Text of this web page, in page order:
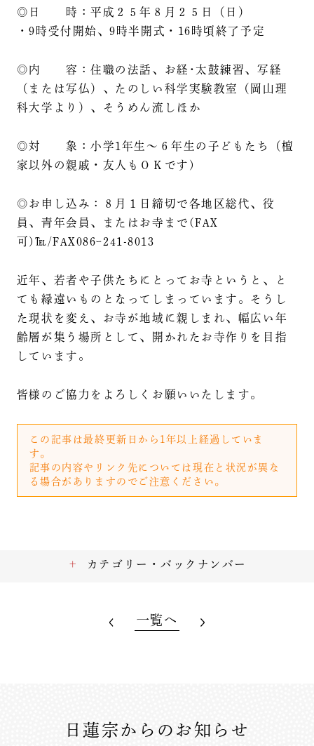
◎日 時：平成２５年８月２５日（日）
・9時受付開始、9時半開式・16時頃終了予定
◎内 容：住職の法話、お経･太鼓練習、写経
（または写仏）、たのしい科学実験教室（岡山理
科大学より）、そうめん流しほか
◎対 象：小学1年生～６年生の子どもたち（檀
家以外の親戚・友人もＯＫです)
◎お申し込み：８月１日締切で各地区総代、役
員、青年会員、またはお寺まで(FAX
可)℡/FAX086ｰ241-8013
近年、若者や子供たちにとってお寺というと、と
ても縁遠いものとなってしまっています。そうし
た現状を変え、お寺が地域に親しまれ、幅広い年
齢層が集う場所として、開かれたお寺作りを目指
しています。
皆様のご協力をよろしくお願いいたします。
この記事は最終更新日から1年以上経過していま
す。
記事の内容やリンク先については現在と状況が異な
る場合がありますのでご注意ください。
カテゴリー・バックナンバー
一覧へ
日蓮宗からのお知らせ